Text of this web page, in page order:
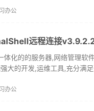
办公
体化的的服务器,网络管理软
大的开发,运维工具,充分满
办公